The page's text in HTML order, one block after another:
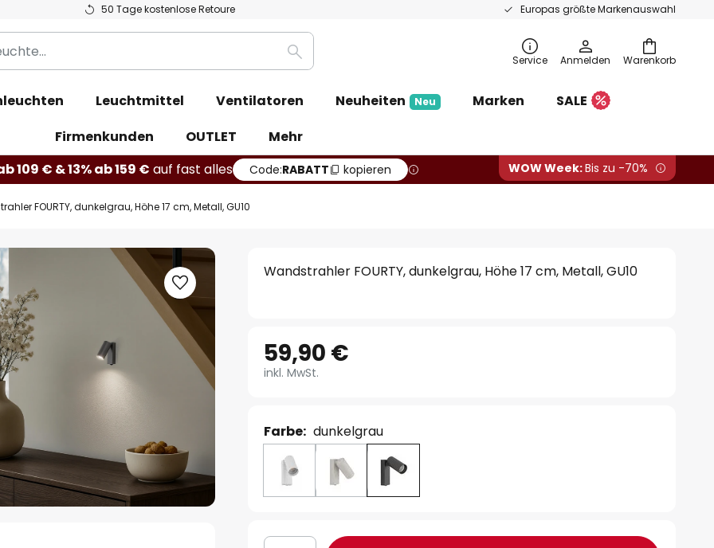
50 Tage kostenlose Retoure Europas größte Markenauswahl
Warenkorb
Suche Service Anmelden
Leuchtmittel Ventilatoren Neuheiten Neu Marken
SALE
Firmenkunden
OUTLET
Mehr
109 € & 13% ab 159 € auf fast alles Code:RABATT kopieren WOW Week:Bis zu -70%
FOURTY, dunkelgrau, Höhe 17 cm, Metall, GU10
Wandstrahler FOURTY, dunkelgrau, Höhe 17 cm, Metall, GU10
59,90 €
inkl. MwSt.
Farbe: dunkelgrau